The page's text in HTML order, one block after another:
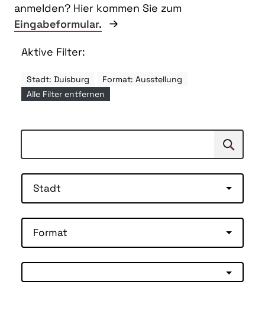
anmelden? Hier kommen Sie zum
Eingabeformular.
Aktive Filter:
Stadt: Duisburg
Format: Ausstellung
Alle Filter entfernen
Suchen
Stadt
Format